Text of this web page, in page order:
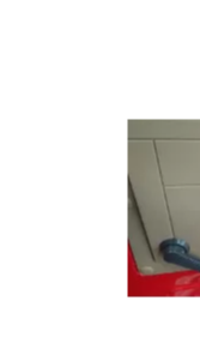
NOUVELLES
DEMANDEZ